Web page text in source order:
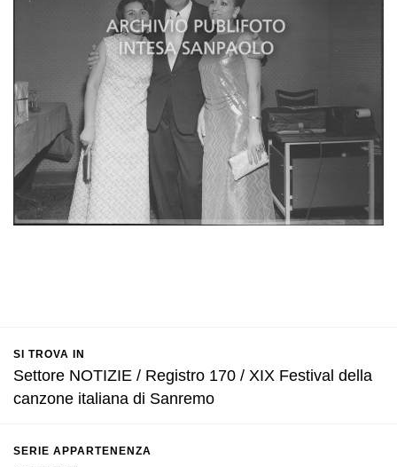
SI TROVA IN
Settore NOTIZIE / Registro 170 / XIX Festival della
canzone italiana di Sanremo
SERIE APPARTENENZA